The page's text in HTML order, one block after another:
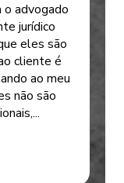
o advogado
jurídico
eles são
cliente é
ao meu
não são